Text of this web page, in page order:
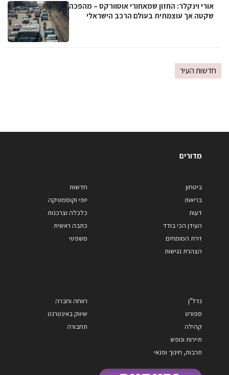
אורי וינקלר: החזון שמאחורי אוטוורקס – מהפכה
שקטה אך עוצמתית בעולם הרכב הישראלי
חדשות העיר
מדורים
ביטחון
בריאות
דעות
העידן הכי בודד
זירת המומחים
הצהרת נגישות
חדשות
יופי וקוסמטיקה
כלכלה וצרכנות
כתבה ראשית
משפטי
נדל"ן
ספורט
קהילה
תיירות ונופש
תרבות, חינוך ופנאי
רווחה וחברה
שיווק באינטרנט
תחבורה